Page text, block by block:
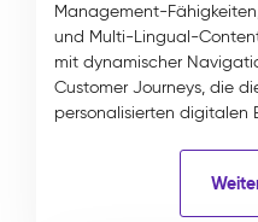
Management-
und Multi-Lingual-
mit dynamischer
Customer Journeys, die
personalisierten digitalen